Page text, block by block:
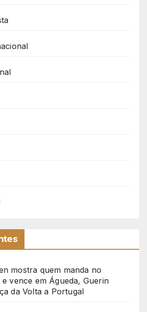
mostra quem manda no
vence em Águeda, Guerin
da Volta a Portugal